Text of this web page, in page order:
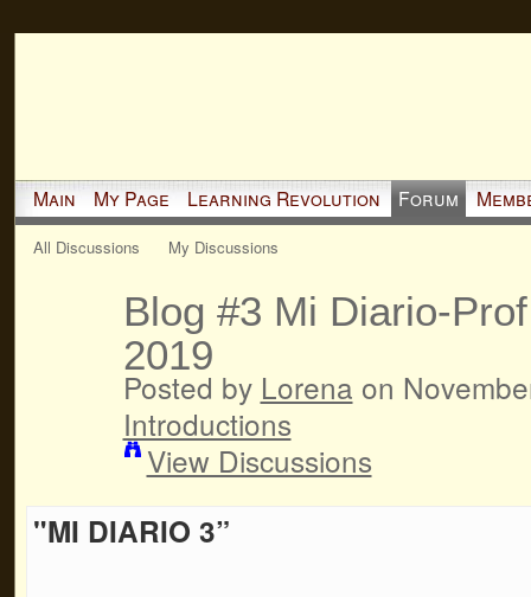
Main My Page Learning Revolution Forum
All Discussions My Discussions
Blog #3 Mi Diario-
2019
Posted by Lorena on
Introductions
View Discussions
"MI DIARIO 3”